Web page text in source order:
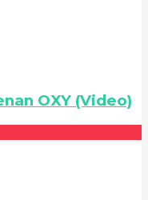
OXY (Video)